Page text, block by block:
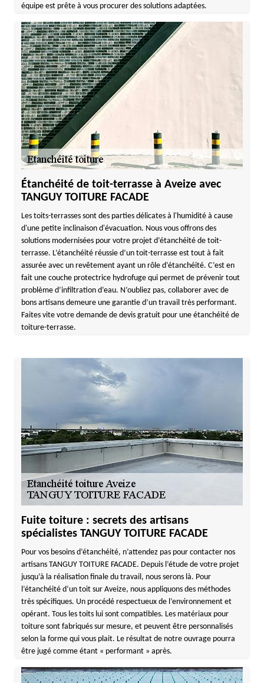
équipe est prête à vous procurer des solutions adaptées.
Étanchéité de toit-terrasse à Aveize avec
TANGUY TOITURE FACADE
Les toits-terrasses sont des parties délicates à l'humidité à cause
d'une petite inclinaison d'évacuation. Nous vous offrons des
solutions modernisées pour votre projet d’étanchéité de toit-
terrasse. L’étanchéité réussie d’un toit-terrasse est tout à fait
assurée avec un revêtement ayant un rôle d’étanchéité. C’est en
fait une couche protectrice hydrofuge qui permet de prévenir tout
problème d’infiltration d’eau. N’oubliez pas, collaborer avec de
bons artisans demeure une garantie d’un travail très performant.
Faites vite votre demande de devis gratuit pour une étanchéité de
toiture-terrasse.
Fuite toiture : secrets des artisans
spécialistes TANGUY TOITURE FACADE
Pour vos besoins d’étanchéité, n’attendez pas pour contacter nos
artisans TANGUY TOITURE FACADE. Depuis l’étude de votre projet
jusqu’à la réalisation finale du travail, nous serons là. Pour
l’étanchéité d’un toit sur Aveize, nous appliquons des méthodes
très spécifiques. Un procédé respectueux de l’environnement et
opérant. Tous les toits lui sont compatibles. Les matériaux pour
toiture sont fabriqués sur mesure, et peuvent être personnalisés
selon la forme qui vous plait. Le résultat de notre ouvrage pourra
être jugé comme étant « performant » après.